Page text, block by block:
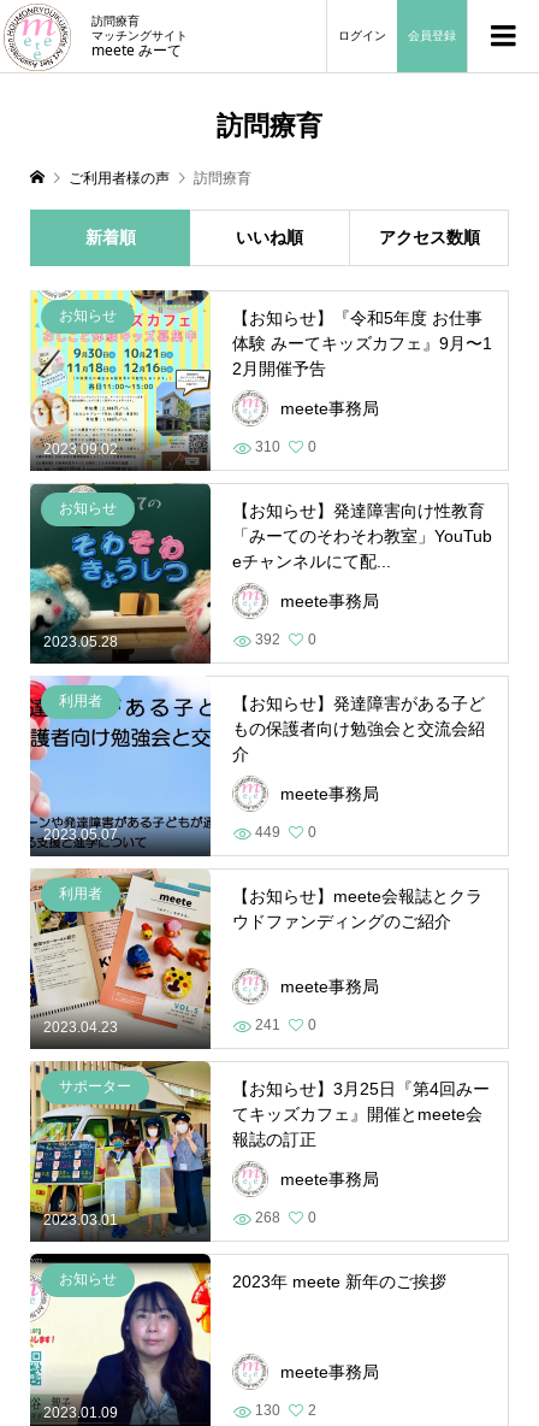
訪問療育
マッチングサイト
meete みーて
ログイン 会員登録
訪問療育
ご利用者様の声 訪問療育
新着順 いいね順 アクセス数順
2023.09.02
お知らせ
【お知らせ】『令和5年度 お仕事
体験 みーてキッズカフェ』9月〜1
2月開催予告
meete事務局
310 0
2023.05.28
お知らせ
【お知らせ】発達障害向け性教育
「みーてのそわそわ教室」YouTub
eチャンネルにて配...
meete事務局
392 0
2023.05.07
利用者
【お知らせ】発達障害がある子ど
もの保護者向け勉強会と交流会紹
介
meete事務局
449 0
2023.04.23
利用者
【お知らせ】meete会報誌とクラ
ウドファンディングのご紹介
meete事務局
241 0
2023.03.01
サポーター
【お知らせ】3月25日『第4回みー
てキッズカフェ』開催とmeete会
報誌の訂正
meete事務局
268 0
2023.01.09
お知らせ 2023年 meete 新年のご挨拶
meete事務局
130 2